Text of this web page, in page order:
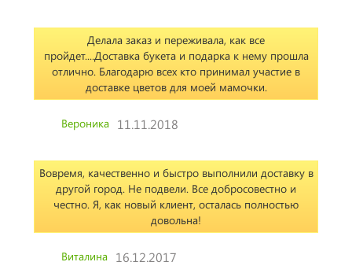
Делала заказ и переживала, как все
пройдет....Доставка букета и подарка к нему прошла
отлично. Благодарю всех кто принимал участие в
доставке цветов для моей мамочки.
Вероника 11.11.2018
Вовремя, качественно и быстро выполнили доставку в
другой город. Не подвели. Все добросовестно и
честно. Я, как новый клиент, осталась полностью
довольна!
Виталина 16.12.2017